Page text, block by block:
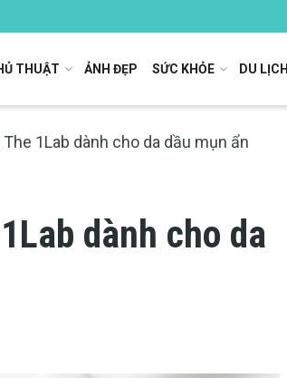
THUẬT ẢNH ĐẸP SỨC KHỎE DU LỊCH
1Lab dành cho da dầu mụn ẩn
dành cho da